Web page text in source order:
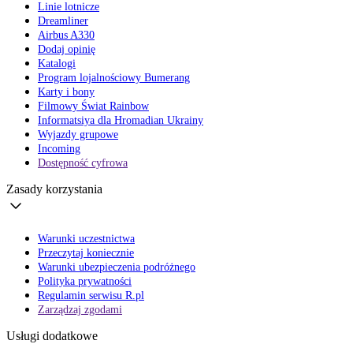
Linie lotnicze
Dreamliner
Airbus A330
Dodaj opinię
Katalogi
Program lojalnościowy Bumerang
Karty i bony
Filmowy Świat Rainbow
Informatsiya dla Hromadian Ukrainy
Wyjazdy grupowe
Incoming
Dostępność cyfrowa
Zasady korzystania
Warunki uczestnictwa
Przeczytaj koniecznie
Warunki ubezpieczenia podróżnego
Polityka prywatności
Regulamin serwisu R.pl
Zarządzaj zgodami
Usługi dodatkowe